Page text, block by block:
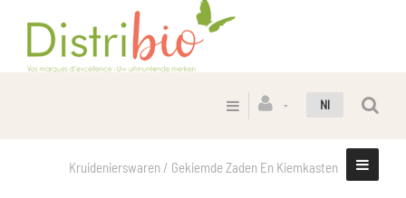
Nl
Kruidenierswaren / Gekiemde Zaden En Kiemkasten